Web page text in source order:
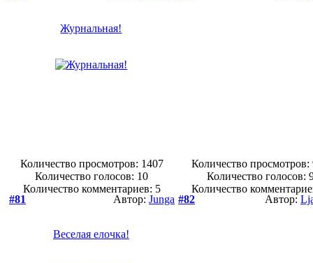
Журнальная!
Количество просмотров: 1407
Количество голосов: 10
Количество комментариев: 5
Количество просмотров:
Количество голосов:
Количество
#81
Автор: Junga
Веселая елочка!
#82 Автор: